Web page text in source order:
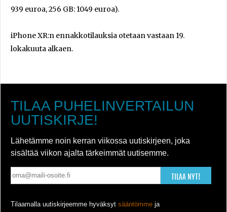
939 euroa, 256 GB: 1049 euroa).
iPhone XR:n ennakkotilauksia otetaan vastaan 19.
lokakuuta alkaen.
TILAA PUHELINVERTAILUN
UUTISKIRJE!
Lähetämme noin kerran viikossa uutiskirjeen, joka
sisältää viikon ajalta tärkeimmät uutisemme.
TILAA NYT!
Tilaamalla uutiskirjeemme hyväksyt sääntömme ja